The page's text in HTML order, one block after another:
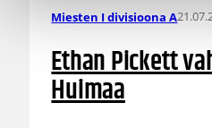
Miesten I divisioona A
Ethan Pickett
Huimaa